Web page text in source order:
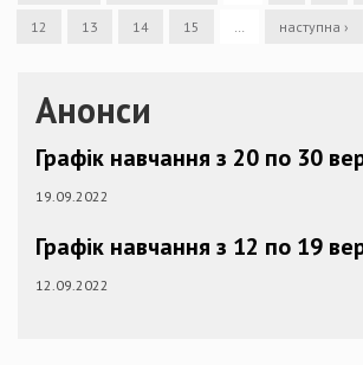
12 13 14 15 наступна ›
Анонси
Графік навчання з 20 по 30
19.09.2022
Графік навчання з 12 по 19
12.09.2022